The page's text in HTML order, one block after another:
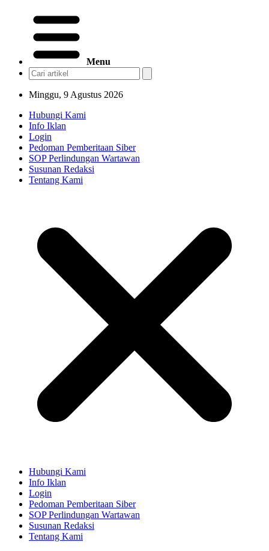
Menu
Minggu, 9 Agustus 2026
Hubungi Kami
Info Iklan
Login
Pedoman Pemberitaan Siber
SOP Perlindungan Wartawan
Susunan Redaksi
Tentang Kami
Hubungi Kami
Info Iklan
Login
Pedoman Pemberitaan Siber
SOP Perlindungan Wartawan
Susunan Redaksi
Tentang Kami